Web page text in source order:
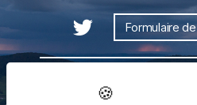
Formulaire